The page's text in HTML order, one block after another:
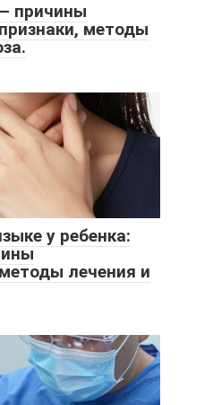
причины
методы
у ребенка:
лечения и